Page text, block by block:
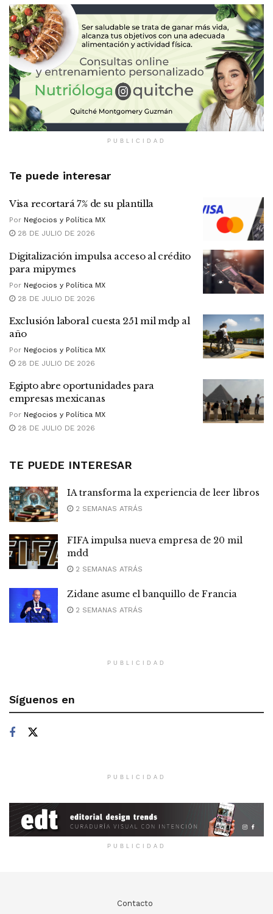
PUBLICIDAD
Te puede interesar
Visa recortará 7% de su plantilla
Por Negocios y Política MX
28 DE JULIO DE 2026
Digitalización impulsa acceso al crédito
para mipymes
Por Negocios y Política MX
28 DE JULIO DE 2026
Exclusión laboral cuesta 251 mil mdp al
año
Por Negocios y Política MX
28 DE JULIO DE 2026
Egipto abre oportunidades para
empresas mexicanas
Por Negocios y Política MX
28 DE JULIO DE 2026
TE PUEDE INTERESAR
IA transforma la experiencia de leer libros
2 SEMANAS ATRÁS
FIFA impulsa nueva empresa de 20 mil
mdd
2 SEMANAS ATRÁS
Zidane asume el banquillo de Francia
2 SEMANAS ATRÁS
PUBLICIDAD
Síguenos en
PUBLICIDAD
PUBLICIDAD
Contacto